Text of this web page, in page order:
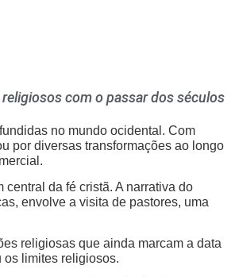
com o passar dos séculos
no mundo ocidental. Com
por diversas transformações ao longo
da fé cristã. A narrativa do
envolve a visita de pastores, uma
religiosas que ainda marcam a data
os limites religiosos.